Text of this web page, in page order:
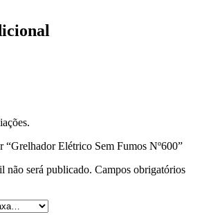
“Grelhador Elétrico Sem Fumos Nº600”
não será publicado. Campos obrigatórios